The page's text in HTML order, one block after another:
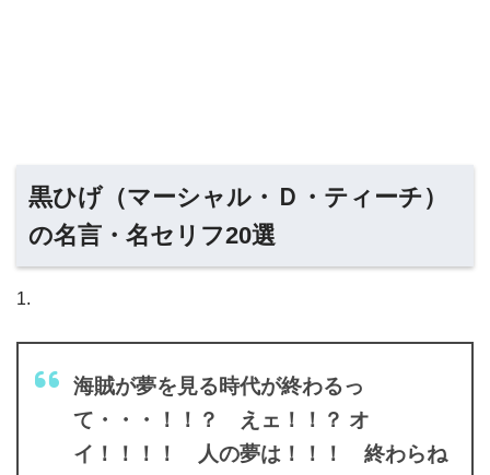
黒ひげ（マーシャル・Ｄ・ティーチ）
の名言・名セリフ20選
1.
海賊が夢を見る時代が終わるっ
て・・・！！？ えェ！！？ オ
イ！！！！ 人の夢は！！！ 終わらね